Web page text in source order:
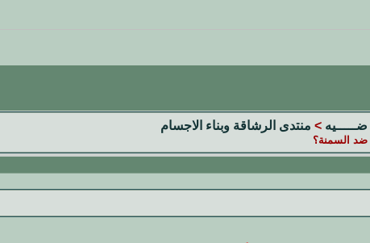
ضـــــيه > منتدى الرشاقة وبناء الاجسام
ضد السمنة؟